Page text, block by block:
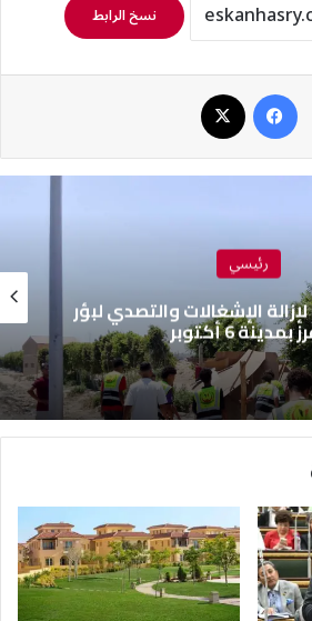
نسخ الرابط
رئيسي
الإشغالات والتصدي لبؤر
بمدينة 6 أكتوبر